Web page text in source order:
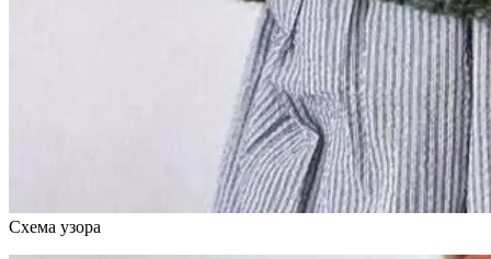
Схема узора